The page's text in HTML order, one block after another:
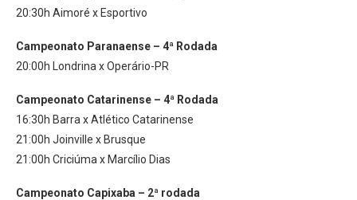
20:30h Aimoré x Esportivo
Campeonato Paranaense – 4ª Rodada
20:00h Londrina x Operário-PR
Campeonato Catarinense – 4ª Rodada
16:30h Barra x Atlético Catarinense
21:00h Joinville x Brusque
21:00h Criciúma x Marcílio Dias
Campeonato Capixaba – 2ª rodada